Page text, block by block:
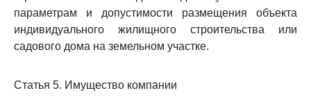
параметрам и допустимости размещения объекта
индивидуального жилищного строительства или
садового дома на земельном участке.
Статья 5. Имущество компании